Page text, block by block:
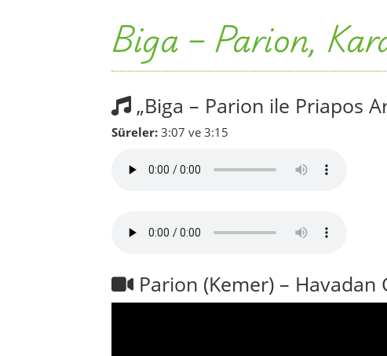
Biga – Parion,
„Biga – Parion ile Priapos
Süreler: 3:07 ve 3:15
Parion (Kemer) –